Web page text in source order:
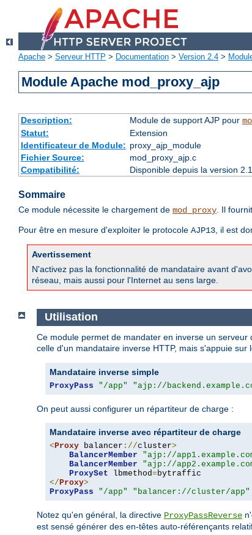
Apache > Serveur HTTP > Documentation > Version 2.4 >
Module Apache mod_proxy_ajp
Description: Module de support AJP pour
Statut:
Extension
Identificateur de Module: proxy_ajp_module
Fichier Source:
mod_proxy_ajp.c
Compatibilité:
Disponible depuis la version
Sommaire
Ce module nécessite le chargement de mod_proxy. Il
Pour être en mesure d'exploiter le protocole AJP13, il est
Avertissement
N'activez pas la fonctionnalité de mandataire avant
réseau, mais aussi pour l'Internet au sens large.
Utilisation
Ce module permet de mandater en inverse un
celle d'un mandataire inverse HTTP, mais s'appuie sur
Mandataire inverse simple
ProxyPass "/app" "ajp://
On peut aussi configurer un répartiteur de charge :
Mandataire inverse avec répartiteur de charge
< Proxy balancer ://cluster>
BalancerMember
"ajp://
BalancerMember
"ajp://
ProxySet lbmethod=
</ Proxy>
ProxyPass
"/app" "balancer://cluster/app"
Notez qu'en général, la directive ProxyPassReverse
est sensé générer des en-têtes auto-référençants